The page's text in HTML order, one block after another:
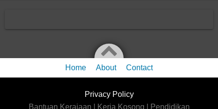
Home About Contact
Privacy Policy
Bantuan Kerajaan | Kerja Kosong | Pendidikan